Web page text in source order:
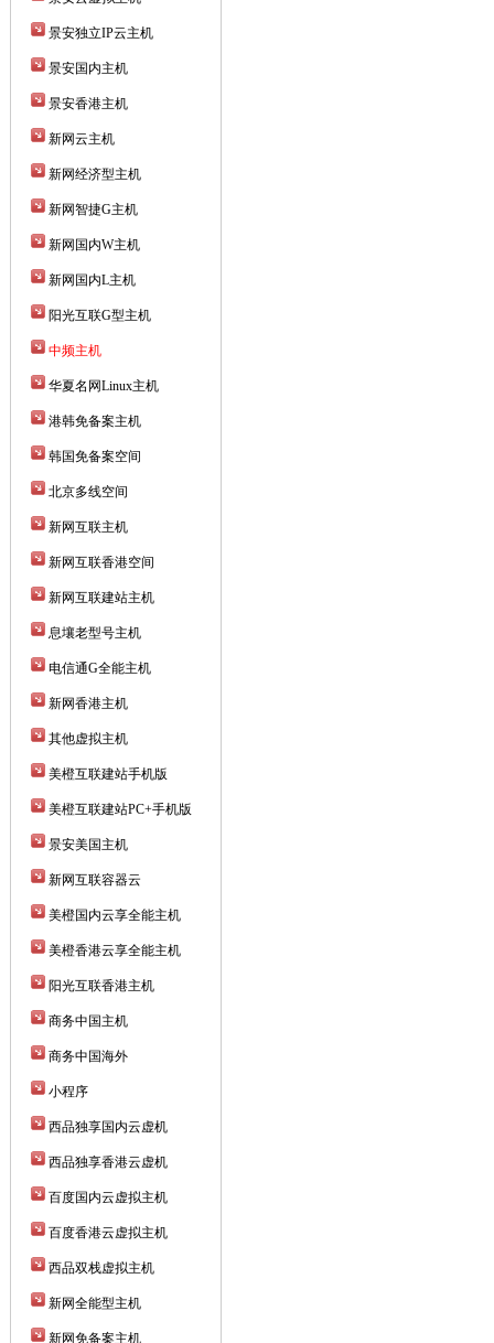
景安独立IP云主机
景安国内主机
景安香港主机
新网云主机
新网经济型主机
新网智捷G主机
新网国内W主机
新网国内L主机
阳光互联G型主机
中频主机
华夏名网Linux主机
港韩免备案主机
韩国免备案空间
北京多线空间
新网互联主机
新网互联香港空间
新网互联建站主机
息壤老型号主机
电信通G全能主机
新网香港主机
其他虚拟主机
美橙互联建站手机版
美橙互联建站PC+手机版
景安美国主机
新网互联容器云
美橙国内云享全能主机
美橙香港云享全能主机
阳光互联香港主机
商务中国主机
商务中国海外
小程序
西品独享国内云虚机
西品独享香港云虚机
百度国内云虚拟主机
百度香港云虚拟主机
西品双栈虚拟主机
新网全能型主机
新网免备案主机